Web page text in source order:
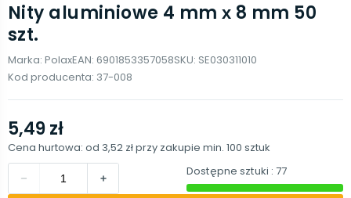
Nity aluminiowe 4 mm х 8 mm 50
szt.
Marka: PolaxEAN: 6901853357058SKU: SE030311010
Kod producenta: 37-008
5,49 zł
Cena hurtowa: od 3,52 złprzy zakupie min. 100 sztuk
Dostępne sztuki : 77